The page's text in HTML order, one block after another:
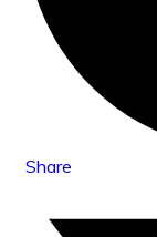
Share